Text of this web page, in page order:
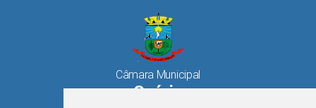
Câmara Municipal
Osório